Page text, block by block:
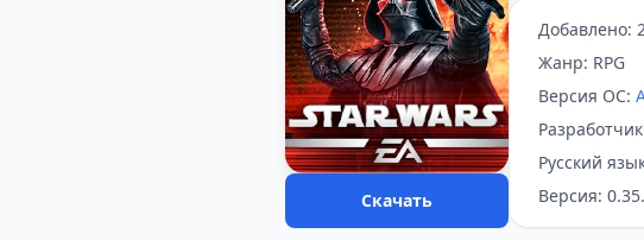
Скачать
Добавлено:
Жанр: RPG
Версия ОС:
Русский
Версия: